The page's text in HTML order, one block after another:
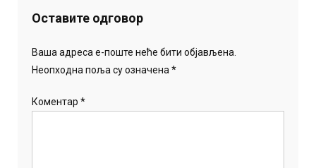
Оставите одговор
Ваша адреса е-поште неће бити објављена.
Неопходна поља су означена*
Коментар*